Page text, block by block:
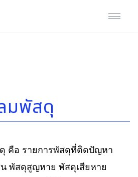
ระบบ / สมัครสมาชิก
มพัสดุ
คือ รายการพัสดุที่ติดปัญหา
น พัสดุสูญหาย พัสดุเสียหาย